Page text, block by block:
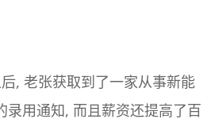
, 老张获取到了一家从事新能
录用通知, 而且薪资还提高了百